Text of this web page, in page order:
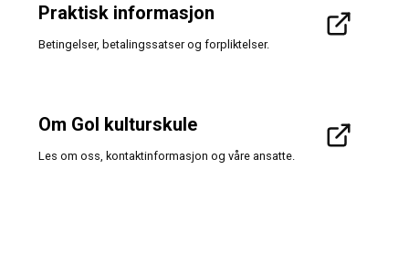
Praktisk informasjon
Betingelser, betalingssatser og forpliktelser.
Om Gol kulturskule
Les om oss, kontaktinformasjon og våre ansatte.